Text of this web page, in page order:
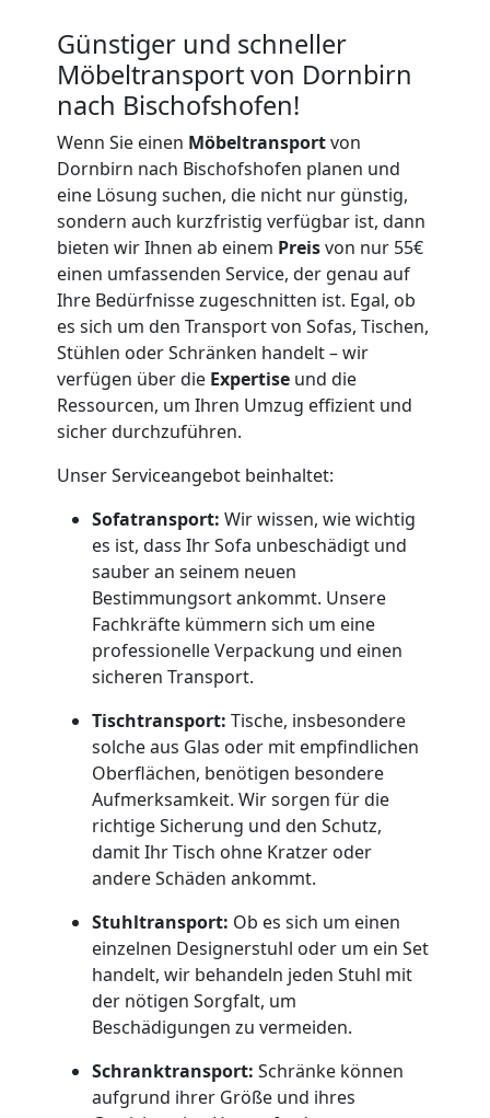
Günstiger und schneller
Möbeltransport von Dornbirn
nach Bischofshofen!
Wenn Sie einen Möbeltransportvon
Dornbirn nach Bischofshofen planen und
eine Lösung suchen, die nicht nur günstig,
sondern auch kurzfristig verfügbar ist, dann
bieten wir Ihnen ab einem Preisvon nur 55€
einen umfassenden Service, der genau auf
Ihre Bedürfnisse zugeschnitten ist. Egal, ob
es sich um den Transport von Sofas, Tischen,
Stühlen oder Schränken handelt – wir
verfügen über die Expertise und die
Ressourcen, um Ihren Umzug effizient und
sicher durchzuführen.
Unser Serviceangebot beinhaltet:
Sofatransport: Wir wissen, wie wichtig
es ist, dass Ihr Sofa unbeschädigt und
sauber an seinem neuen
Bestimmungsort ankommt. Unsere
Fachkräfte kümmern sich um eine
professionelle Verpackung und einen
sicheren Transport.
Tischtransport: Tische, insbesondere
solche aus Glas oder mit empfindlichen
Oberflächen, benötigen besondere
Aufmerksamkeit. Wir sorgen für die
richtige Sicherung und den Schutz,
damit Ihr Tisch ohne Kratzer oder
andere Schäden ankommt.
Stuhltransport: Ob es sich um einen
einzelnen Designerstuhl oder um ein Set
handelt, wir behandeln jeden Stuhl mit
der nötigen Sorgfalt, um
Beschädigungen zu vermeiden.
Schranktransport: Schränke können
aufgrund ihrer Größe und ihres
Umzug
Dornbirn
Küchenumzug
Dornbirn
Umzug
und
Lagerung
Dornbirn
Service-
Umzug
Dornbirn
Qualitäts-
Umzüge
Dornbirn
Vereinsumzug
Dornbirn